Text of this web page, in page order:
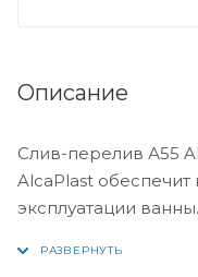
Описание
Слив-перелив А55
AlcaPlast
эксплуатации